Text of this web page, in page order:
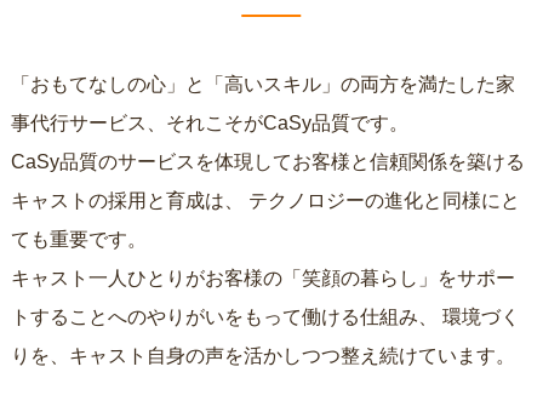
「おもてなしの心」と「高いスキル」の両方を満たした家
事代行サービス、それこそがCaSy品質です。
CaSy品質のサービスを体現してお客様と信頼関係を築ける
キャストの採用と育成は、
ても重要です。
キャスト一人ひとりがお客様の「笑顔の暮らし」をサポー
トすることへのやりがいをもって働ける仕組み、
りを、キャスト自身の声を活かしつつ整え続けています。